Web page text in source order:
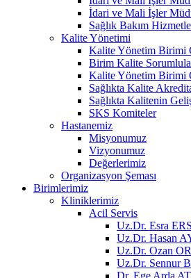
İdari ve Mali İşler
Sağlık Bakım
Kalite Yönetimi
Kalite Yönetim Birimi
Birim Kalite
Kalite Yönetim Birimi
Sağlıkta Kalite
Sağlıkta Kalitenin
SKS Komiteler
Hastanemiz
Misyonumuz
Vizyonumuz
Değerlerimiz
Organizasyon Şeması
Birimlerimiz
Kliniklerimiz
Acil Servis
Uz.Dr. Esra
Uz.Dr. Hasan
Uz.Dr. Ozan
Uz.Dr. Sennur
Dr. Ege Arda